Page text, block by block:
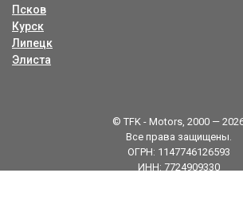
Псков
Курск
Липецк
Элиста
© TFK - Motors, 2000 —
Все права защищены.
ОГРН: 1147746126593
ИНН: 7724909330